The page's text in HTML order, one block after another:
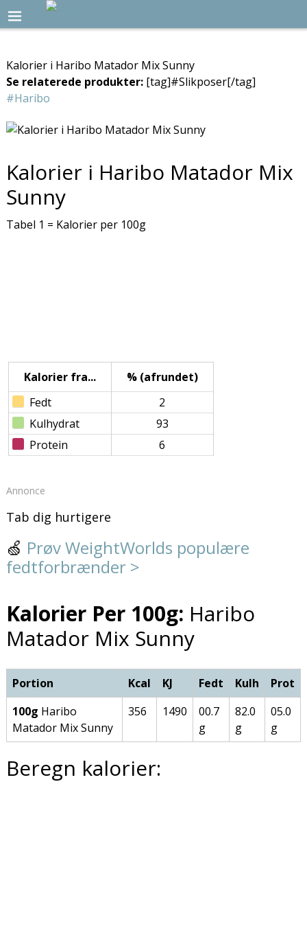
Kalorier i Haribo Matador Mix Sunny
Se relaterede produkter:[tag]#Slikposer[/tag]
#Haribo
Kalorier i Haribo Matador Mix
Sunny
Tabel 1 = Kalorier per 100g
Kalorier fra...
% (afrundet)
Fedt
2
Kulhydrat
93
Protein
6
Annonce
Tab dig hurtigere
🍏 Prøv WeightWorlds populære
fedtforbrænder >
Kalorier Per 100g: Haribo
Matador Mix Sunny
Portion Kcal KJ Fedt Kulh
Prot
100g Haribo
Matador Mix Sunny
356 1490
00.7
g
82.0
g
05.0
g
Beregn kalorier: